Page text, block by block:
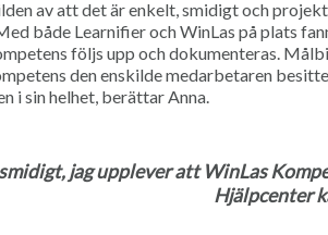
av att det är enkelt, smidigt och
både Learnifier och WinLas på plats
följs upp och dokumenteras.
den enskilde medarbetaren
i sin helhet, berättar Anna.
jag upplever att WinLas
Hjälpcenter